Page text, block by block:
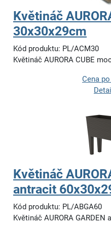
Květináč
30x30x29cm
Kód produktu: PL/ACM30
Květináč AURORA CUBE
Cena
Květináč
antracit
Kód produktu: PL/ABGA60
Květináč AURORA